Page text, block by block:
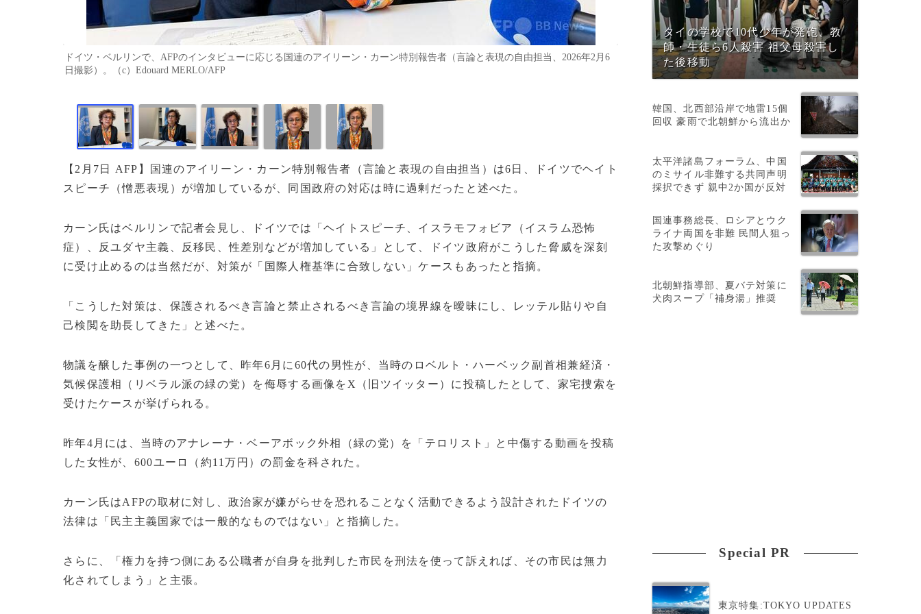
ドイツ・ベルリンで、AFPのインタビューに応じる国連のアイリーン・カーン特別報告者（言論と表現の自由担当、2026年2月6
日撮影）。（c）Edouard MERLO/AFP
【2月7日 AFP】国連のアイリーン・カーン特別報告者（言論と表現の自由担当）は6日、ドイツでヘイト
スピーチ（憎悪表現）が増加しているが、同国政府の対応は時に過剰だったと述べた。
カーン氏はベルリンで記者会見し、ドイツでは「ヘイトスピーチ、イスラモフォビア（イスラム恐怖
症）、反ユダヤ主義、反移民、性差別などが増加している」として、ドイツ政府がこうした脅威を深刻
に受け止めるのは当然だが、対策が「国際人権基準に合致しない」ケースもあったと指摘。
「こうした対策は、保護されるべき言論と禁止されるべき言論の境界線を曖昧にし、レッテル貼りや自
己検閲を助長してきた」と述べた。
物議を醸した事例の一つとして、昨年6月に60代の男性が、当時のロベルト・ハーベック副首相兼経済・
気候保護相（リベラル派の緑の党）を侮辱する画像をX（旧ツイッター）に投稿したとして、家宅捜索を
受けたケースが挙げられる。
昨年4月には、当時のアナレーナ・ベーアボック外相（緑の党）を「テロリスト」と中傷する動画を投稿
した女性が、600ユーロ（約11万円）の罰金を科された。
カーン氏はAFPの取材に対し、政治家が嫌がらせを恐れることなく活動できるよう設計されたドイツの
法律は「民主主義国家では一般的なものではない」と指摘した。
さらに、「権力を持つ側にある公職者が自身を批判した市民を刑法を使って訴えれば、その市民は無力
化されてしまう」と主張。
タイの学校で10代少年が発砲、教
師・生徒ら6人殺害 祖父母殺害し
た後移動
韓国、北西部沿岸で地雷15個
回収 豪雨で北朝鮮から流出か
太平洋諸島フォーラム、中国
のミサイル非難する共同声明
採択できず 親中2か国が反対
国連事務総長、ロシアとウク
ライナ両国を非難 民間人狙っ
た攻撃めぐり
北朝鮮指導部、夏バテ対策に
犬肉スープ「補身湯」推奨
Special PR
東京特集:TOKYO UPDATES